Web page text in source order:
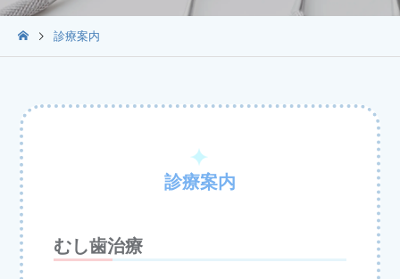
診療案内
診療案内
むし歯治療